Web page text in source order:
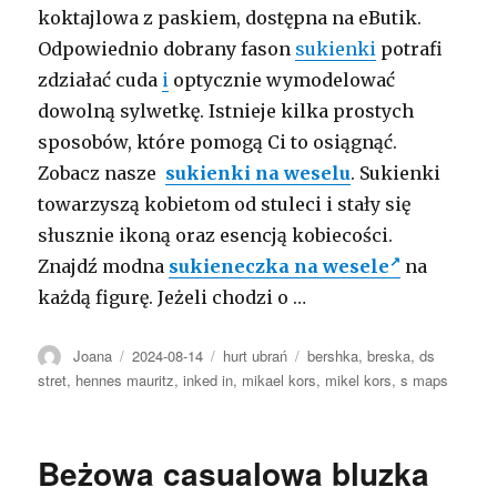
koktajlowa z paskiem, dostępna na eButik.
Odpowiednio dobrany fason sukienki potrafi
zdziałać cuda i optycznie wymodelować
dowolną sylwetkę. Istnieje kilka prostych
sposobów, które pomogą Ci to osiągnąć.
Zobacz nasze sukienki na weselu. Sukienki
towarzyszą kobietom od stuleci i stały się
słusznie ikoną oraz esencją kobiecości.
Znajdź modna sukieneczka na wesele
na
każdą figurę. Jeżeli chodzi o …
Autor
Joana Opublikowano
2024-08-14 Kategorie
hurt ubrań Tagi
bershka,breska,ds
stret, hennes mauritz,inked in, mikael kors, mikel kors,s maps
Beżowa casualowa bluzka